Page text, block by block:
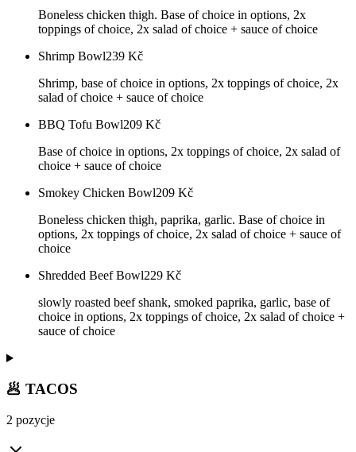
Boneless chicken thigh. Base of choice in options, 2x
toppings of choice, 2x salad of choice + sauce of choice
Shrimp Bowl239 Kč
Shrimp, base of choice in options, 2x toppings of choice, 2x
salad of choice + sauce of choice
BBQ Tofu Bowl209 Kč
Base of choice in options, 2x toppings of choice, 2x salad of
choice + sauce of choice
Smokey Chicken Bowl209 Kč
Boneless chicken thigh, paprika, garlic. Base of choice in
options, 2x toppings of choice, 2x salad of choice + sauce of
choice
Shredded Beef Bowl229 Kč
slowly roasted beef shank, smoked paprika, garlic, base of
choice in options, 2x toppings of choice, 2x salad of choice +
sauce of choice
🥟 TACOS
2 pozycje